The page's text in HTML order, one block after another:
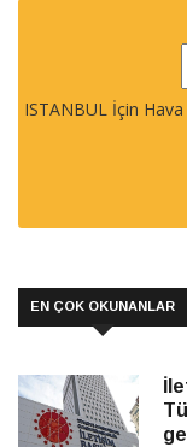
ISTANBUL İçin
EN ÇOK OKUNANLAR